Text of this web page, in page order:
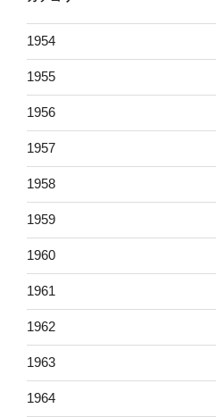
1954
1955
1956
1957
1958
1959
1960
1961
1962
1963
1964